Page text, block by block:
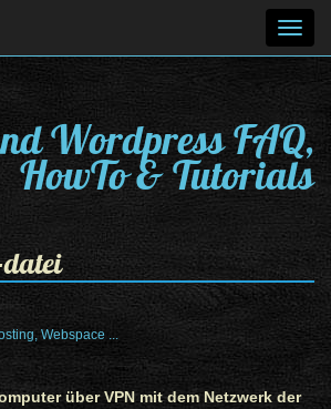
Wordpress FAQ,
HowTo & Tutorials
datei
Webspace ...
über VPN mit dem Netzwerk der